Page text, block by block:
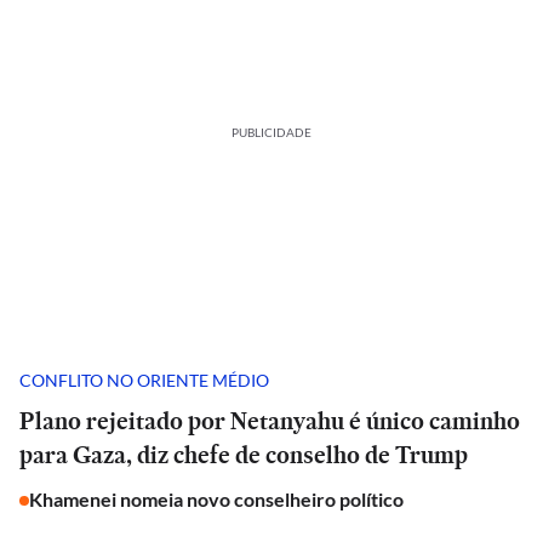
PUBLICIDADE
CONFLITO NO ORIENTE MÉDIO
Plano rejeitado por Netanyahu é único caminho
para Gaza, diz chefe de conselho de Trump
Khamenei nomeia novo conselheiro político